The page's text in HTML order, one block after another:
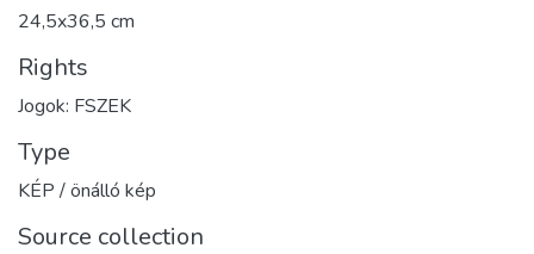
24,5x36,5 cm
Rights
Jogok: FSZEK
Type
KÉP / önálló kép
Source collection